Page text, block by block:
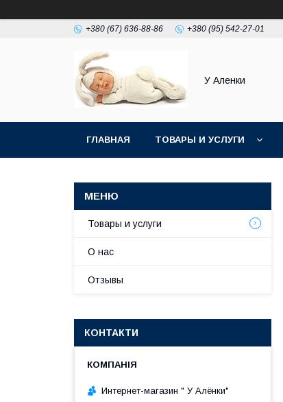
+380 (67) 636-88-86 +380 (95) 542-27-01
У Аленки
ГЛАВНАЯ ТОВАРЫ И УСЛУГИ
Товары и услуги
О нас
Отзывы
КОНТАКТИ
Интернет-магазин " У Алёнки"